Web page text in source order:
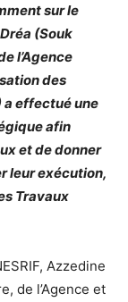
sur le
(Souk
l’Agence
des
a effectué une
afin
et de donner
leur exécution,
Travaux
Azzedine
de l’Agence et